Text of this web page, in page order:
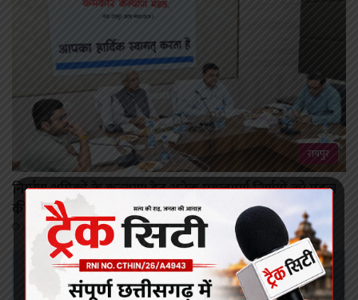
रायपुर
निर्माण श्रमिकों के कल्याण हेतु अनेक महत्वपूर्ण निर्णयों को मंडल
की बैठक में मिली स्वीकृति
August 6, 2026